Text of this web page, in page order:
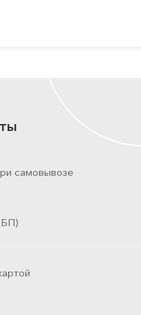
самовывозе